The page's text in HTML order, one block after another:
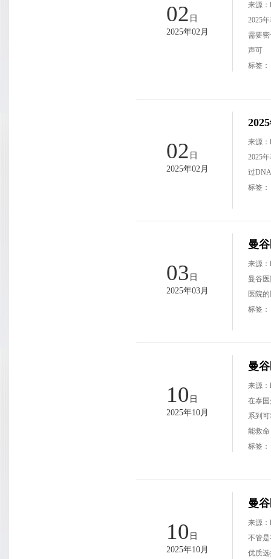
02 日
2025年02月
来源：
2025
需要
声可
标签：
02 日
2025年02月
来源：
2025
过
标签：
03 日
2025年03月
曼
来源：
曼谷
医院
标签：
10 日
2025年10月
曼
来源：
在泰
系到
能救
标签：
10 日
2025年10月
曼
来源：
不管
优质